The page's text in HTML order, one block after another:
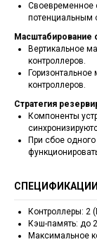
Своевременное
потенциальным
Масштабирование
Вертикальное
контроллеров.
контроллеров.
Стратегия
Компоненты
При сбое
СПЕЦИФИКАЦИИ
Контроллеры: 2
Кэш-память: до
Максимальное